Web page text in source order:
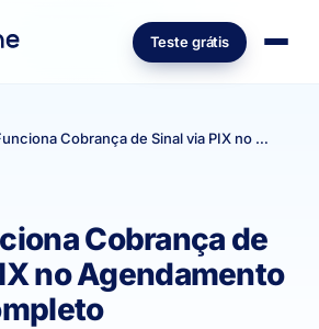
Teste grátis
Como Funciona Cobrança de Sinal via PIX no Agendamento — Guia Completo
Cobrança de
no Agendamento